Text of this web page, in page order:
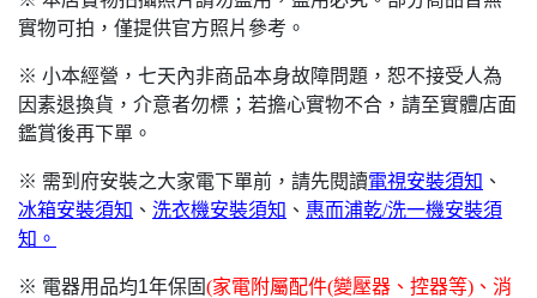
實物可拍，僅提供官方照片參考。
※ 小本經營，七天內非商品本身故障問題，恕不接受人為
因素退換貨，介意者勿標；若擔心實物不合，請至實體店面
鑑賞後再下單。
※ 需到府安裝之大家電下單前，請先閱讀電視安裝須知 、
冰箱安裝須知 、 洗衣機安裝須知 、 惠而浦乾/洗一機安裝須
知。
※ 電器用品均1年保固(家電附屬配件(變壓器、控器等)、消